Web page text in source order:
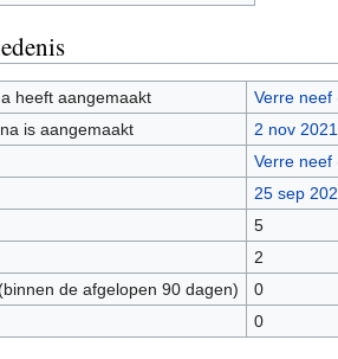
heeft aangemaakt Verre neef
is aangemaakt
2 nov
Verre neef
25 sep
5
2
de afgelopen 90 dagen)
0
0